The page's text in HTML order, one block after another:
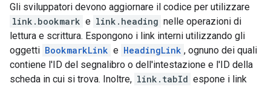
Gli sviluppatori devono aggiornare il codice per utilizzare
link.bookmark e link.heading nelle operazioni di
lettura e scrittura. Espongono i link interni utilizzando gli
oggetti BookmarkLink e HeadingLink , ognuno dei quali
contiene l'ID del segnalibro o dell'intestazione e l'ID della
scheda in cui si trova. Inoltre, link.tabId espone i link